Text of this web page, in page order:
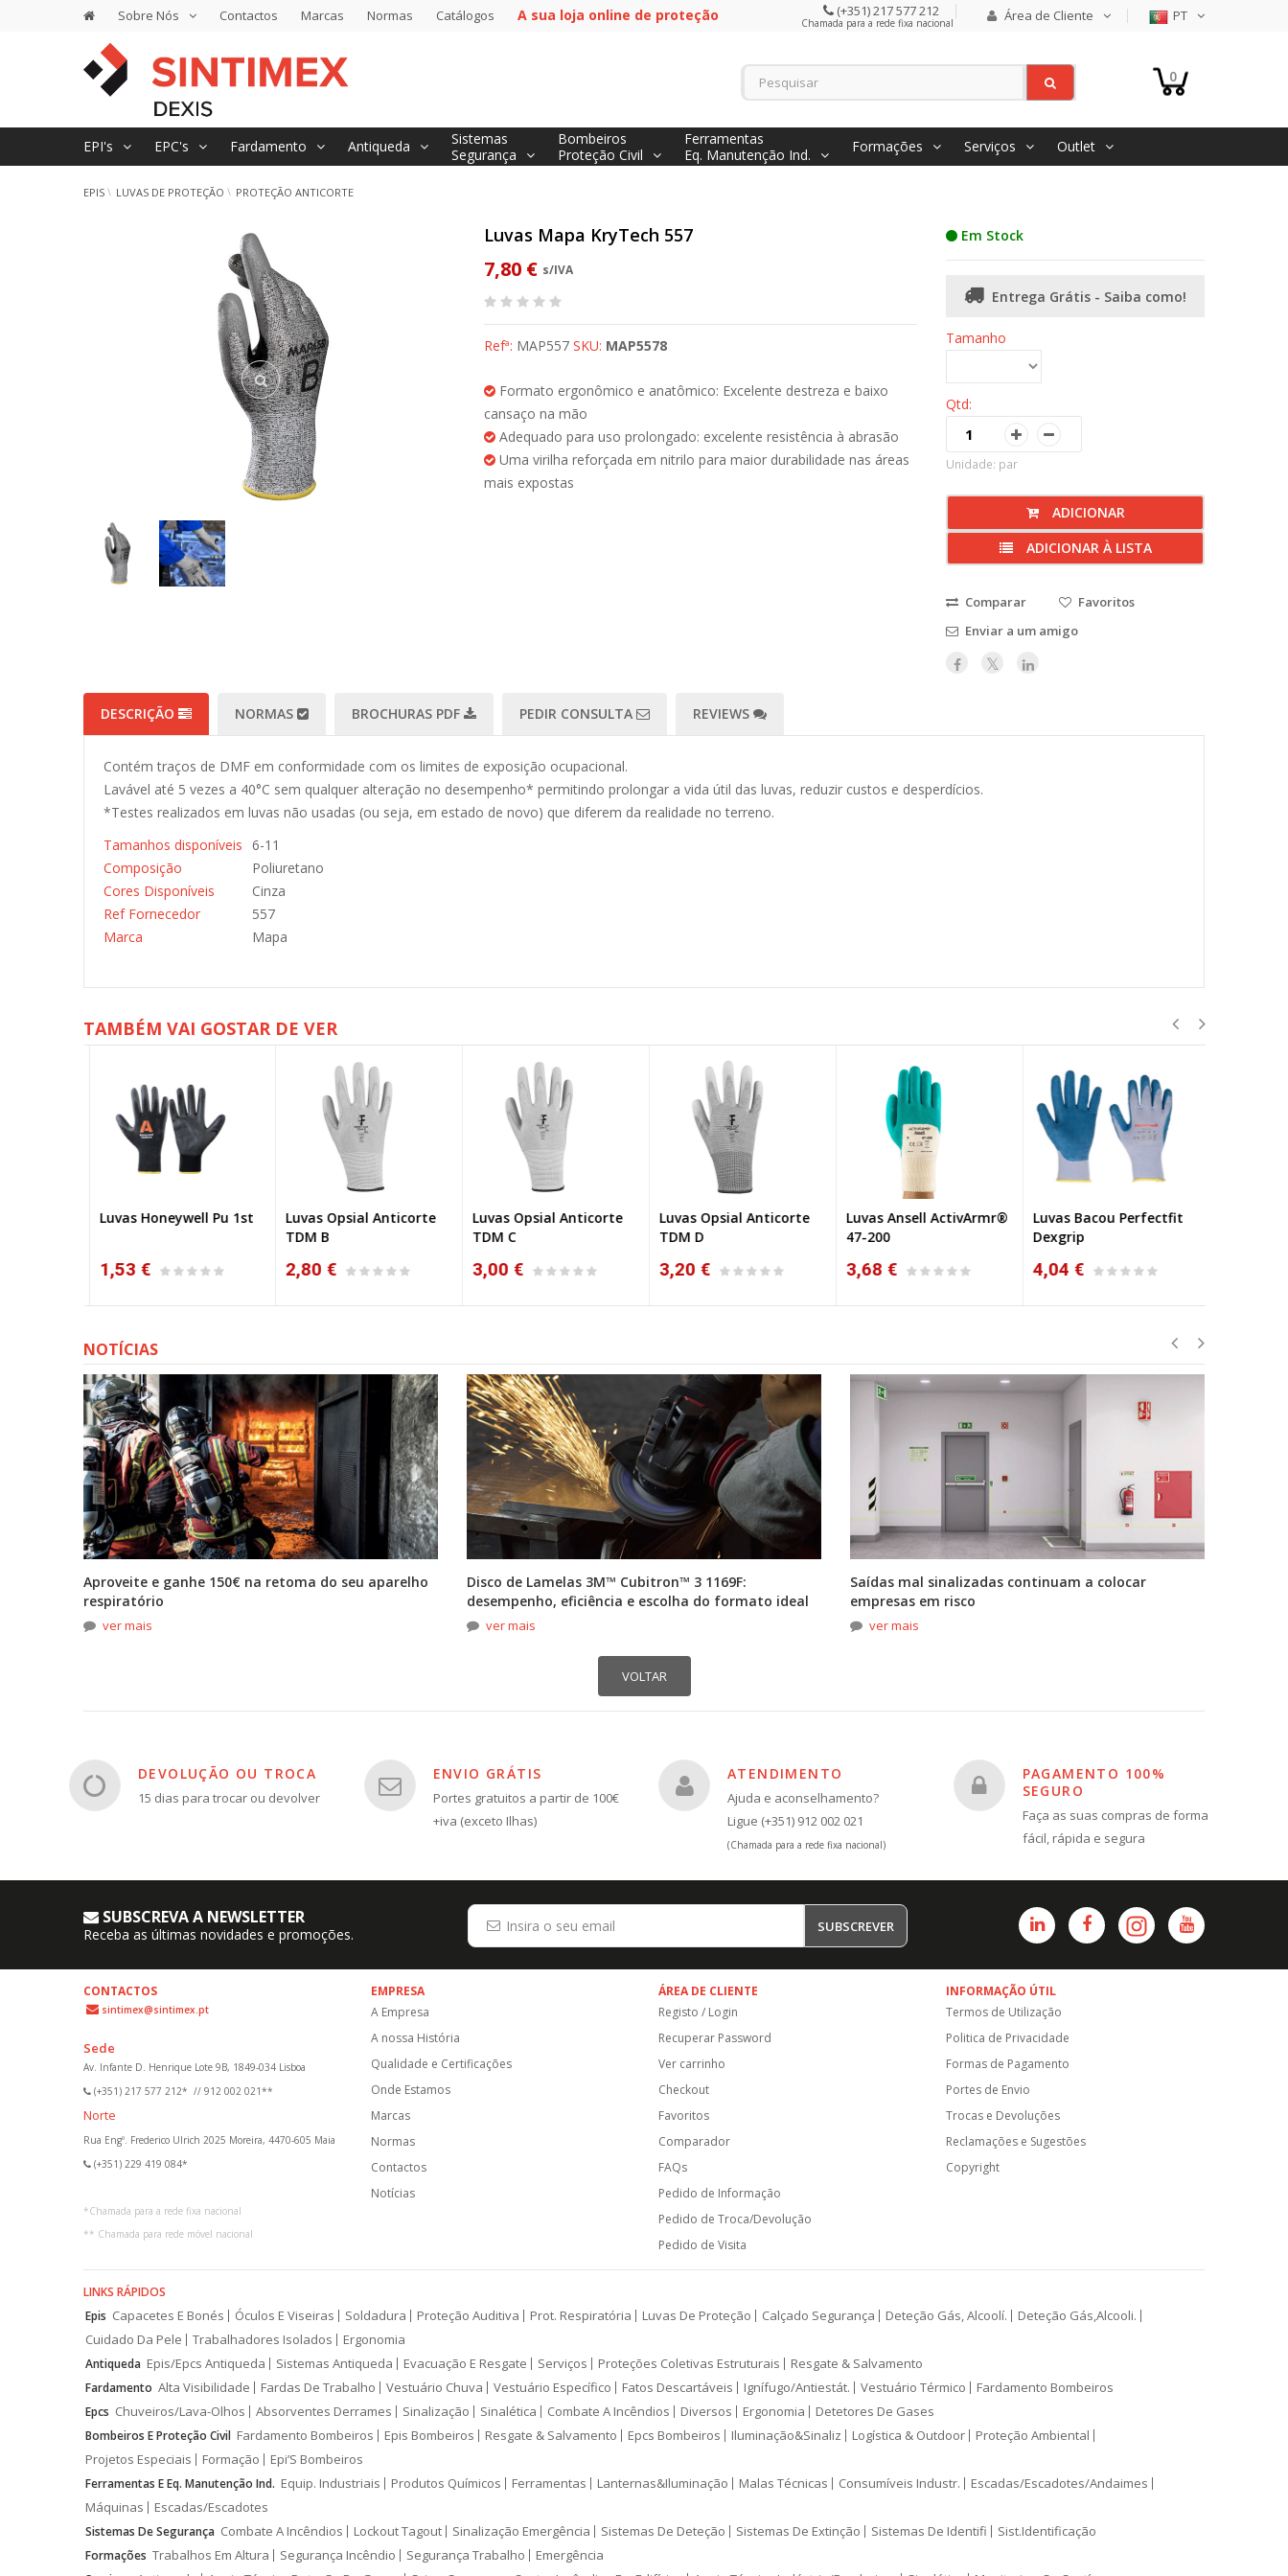
Sobre Nós Contactos Marcas Normas Catálogos A sua loja online de proteção (+351) 217 577 212
Chamada para a rede fixa nacional Área de Cliente PT
0
EPI's EPC's Fardamento Antiqueda
Sistemas
Segurança
Bombeiros
Proteção Civil
Ferramentas
Eq. Manutenção Ind.
Formações Serviços Outlet
EPIS LUVAS DE PROTEÇÃO PROTEÇÃO ANTICORTE
Luvas Mapa KryTech 557
7,80 € s/IVA
Refª: MAP557 SKU: MAP5578
Formato ergonômico e anatômico: Excelente destreza e baixo
cansaço na mão
Adequado para uso prolongado: excelente resistência à abrasão
Uma virilha reforçada em nitrilo para maior durabilidade nas áreas
mais expostas
Em Stock
Entrega Grátis - Saiba como!
Tamanho
Qtd:
Unidade: par
ADICIONAR
ADICIONAR À LISTA
Comparar
Favoritos
Enviar a um amigo
DESCRIÇÃO NORMAS BROCHURAS PDF PEDIR CONSULTA REVIEWS
Contém traços de DMF em conformidade com os limites de exposição ocupacional.
Lavável até 5 vezes a 40°C sem qualquer alteração no desempenho* permitindo prolongar a vida útil das luvas, reduzir custos e desperdícios.
*Testes realizados em luvas não usadas (ou seja, em estado de novo) que diferem da realidade no terreno.
Tamanhos disponíveis 6-11
Composição
Poliuretano
Cores Disponíveis
Cinza
Ref Fornecedor
557
Marca
Mapa
TAMBÉM VAI GOSTAR DE VER
Luvas Honeywell Pu 1st
1,53 €
Luvas Opsial Anticorte
TDM B
2,80 €
Luvas Opsial Anticorte
TDM C
3,00 €
Luvas Opsial Anticorte
TDM D
3,20 €
Luvas Ansell ActivArmr®
47-200
3,68 €
Luvas Bacou Perfectfit
Dexgrip
4,04 €
NOTÍCIAS
Aproveite e ganhe 150€ na retoma do seu aparelho
respiratório
ver mais
Disco de Lamelas 3M™ Cubitron™ 3 1169F:
desempenho, eficiência e escolha do formato ideal
ver mais
Saídas mal sinalizadas continuam a colocar
empresas em risco
ver mais
DEVOLUÇÃO OU TROCA
15 dias para trocar ou devolver
ENVIO GRÁTIS
Portes gratuitos a partir de 100€
+iva (exceto Ilhas)
ATENDIMENTO
Ajuda e aconselhamento?
Ligue (+351) 912 002 021
(Chamada para a rede fixa nacional)
PAGAMENTO 100%
SEGURO
Faça as suas compras de forma
fácil, rápida e segura
SUBSCREVA A NEWSLETTER
Receba as últimas novidades e promoções. SUBSCREVER
CONTACTOS
sintimex@sintimex.pt
Sede
Av. Infante D. Henrique Lote 9B, 1849-034 Lisboa
(+351) 217 577 212* // 912 002 021**
Norte
Rua Engº. Frederico Ulrich 2025 Moreira, 4470-605 Maia
(+351) 229 419 084*
*Chamada para a rede fixa nacional
** Chamada para rede móvel nacional
EMPRESA
A Empresa
A nossa História
Qualidade e Certificações
Onde Estamos
Marcas
Normas
Contactos
Notícias
ÁREA DE CLIENTE
Registo / Login
Recuperar Password
Ver carrinho
Checkout
Favoritos
Comparador
FAQs
Pedido de Informação
Pedido de Troca/Devolução
Pedido de Visita
INFORMAÇÃO ÚTIL
Termos de Utilização
Politica de Privacidade
Formas de Pagamento
Portes de Envio
Trocas e Devoluções
Reclamações e Sugestões
Copyright
LINKS RÁPIDOS
Epis Capacetes E Bonés Óculos E Viseiras Soldadura Proteção Auditiva Prot. Respiratória Luvas De Proteção Calçado Segurança Deteção Gás, Alcoolí.
Deteção Gás,Alcooli.
Cuidado Da Pele
Trabalhadores Isolados Ergonomia
Antiqueda Epis/Epcs Antiqueda Sistemas Antiqueda Evacuação E Resgate Serviços Proteções Coletivas Estruturais Resgate & Salvamento
Fardamento Alta Visibilidade Fardas De Trabalho Vestuário Chuva Vestuário Específico Fatos Descartáveis Ignífugo/Antiestát. Vestuário Térmico Fardamento Bombeiros
Epcs Chuveiros/Lava-Olhos Absorventes Derrames Sinalização Sinalética Combate A Incêndios Diversos Ergonomia Detetores De Gases
Bombeiros E Proteção Civil Fardamento Bombeiros Epis Bombeiros Resgate & Salvamento Epcs Bombeiros Iluminação&Sinaliz Logística & Outdoor
Proteção Ambiental
Projetos Especiais
Formação Epi’S Bombeiros
Ferramentas E Eq. Manutenção Ind. Equip. Industriais Produtos Químicos Ferramentas Lanternas&Iluminação Malas Técnicas Consumíveis Industr.
Escadas/Escadotes/Andaimes
Máquinas
Escadas/Escadotes
Sistemas De Segurança Combate A Incêndios Lockout Tagout Sinalização Emergência Sistemas De Deteção Sistemas De Extinção Sistemas De Identifi Sist.Identificação
Formações Trabalhos Em Altura Segurança Incêndio Segurança Trabalho Emergência